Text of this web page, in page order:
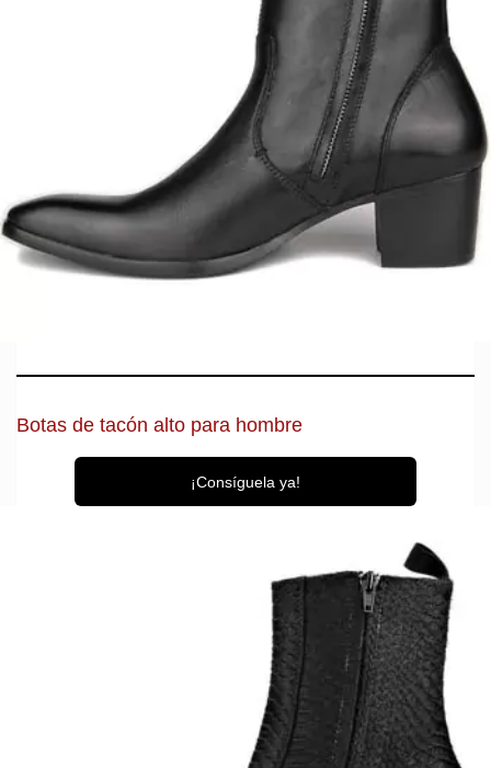
Botas de tacón alto para hombre
¡Consíguela ya!